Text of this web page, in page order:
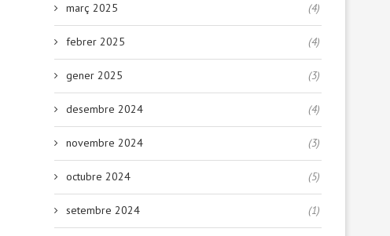
març 2025 (4)
febrer 2025 (4)
gener 2025 (3)
desembre 2024 (4)
novembre 2024 (3)
octubre 2024 (5)
setembre 2024 (1)